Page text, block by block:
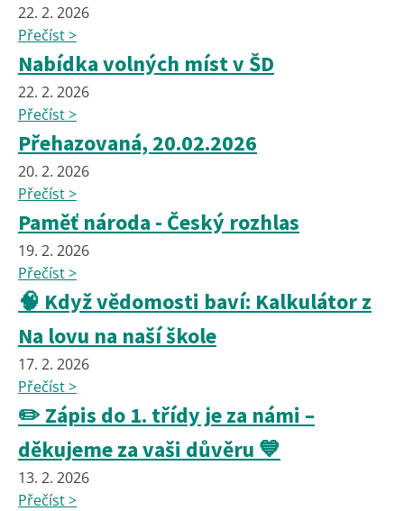
22. 2. 2026
Přečíst >
Nabídka volných míst v ŠD
22. 2. 2026
Přečíst >
Přehazovaná, 20.02.2026
20. 2. 2026
Přečíst >
Paměť národa - Český rozhlas
19. 2. 2026
Přečíst >
🧠 Když vědomosti baví: Kalkulátor z
Na lovu na naší škole
17. 2. 2026
Přečíst >
✏️ Zápis do 1. třídy je za námi –
děkujeme za vaši důvěru 💙
13. 2. 2026
Přečíst >